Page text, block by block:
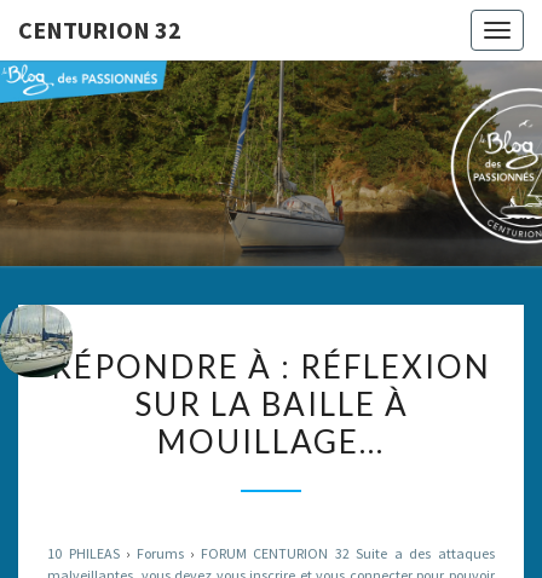
CENTURION 32
32
Le Blog
Des
Passionnés
À :
RÉFLEXION
SUR
MOUILLAGE…
RÉPONDRE À : RÉFLEXION
SUR LA BAILLE À
MOUILLAGE…
10 PHILEAS › Forums › FORUM CENTURION 32 Suite a des attaques